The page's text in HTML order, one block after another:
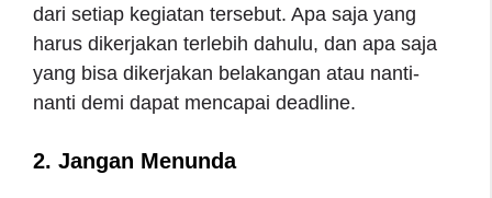
dari setiap kegiatan tersebut. Apa saja yang
harus dikerjakan terlebih dahulu, dan apa saja
yang bisa dikerjakan belakangan atau nanti-
nanti demi dapat mencapai deadline.
2. Jangan Menunda